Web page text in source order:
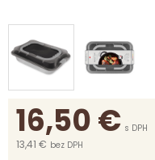
16,50€ s DPH
13,41 € bez DPH